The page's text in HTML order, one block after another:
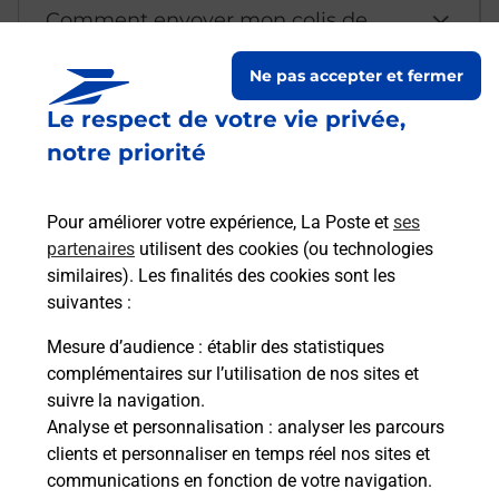
Le respect de votre vie privée,
notre priorité
Pour améliorer votre expérience, La Poste et ses
partenaires utilisent des cookies (ou technologies
similaires). Les finalités des cookies sont les
suivantes :
Mesure d’audience : établir des statistiques
complémentaires sur l’utilisation de nos sites et
suivre la navigation.
Analyse et personnalisation : analyser les parcours
clients et personnaliser en temps réel nos sites et
communications en fonction de votre navigation.
Ne pas accepter et fermer
Comment envoyer mon colis de
Est-il possible d’acheter un
emballage directement depuis un
Comment demander une
modification de livraison ?
Comment La Poste participe-t-elle
à votre sécurité au quotidien ?